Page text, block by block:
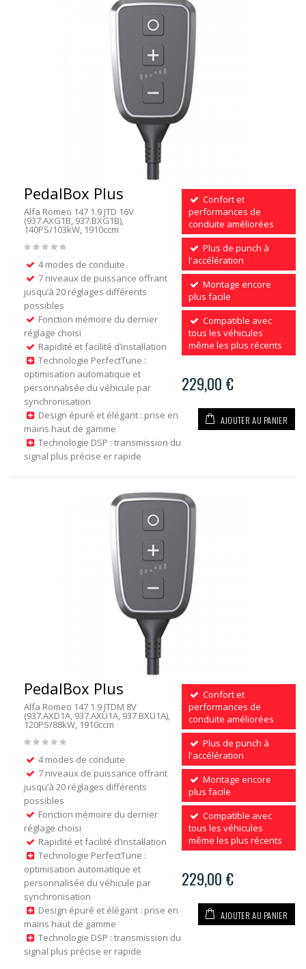
PedalBox Plus
Alfa Romeo 147 1.9 JTD 16V
(937.AXG1B, 937.BXG1B),
140PS/103kW, 1910ccm
4 modes de conduite
7 niveaux de puissance offrant
jusqu’à 20 réglages différents
possibles
Fonction mémoire du dernier
réglage choisi
Rapidité et facilité d’installation
Technologie PerfectTune :
optimisation automatique et
personnalisée du véhicule par
synchronisation
Design épuré et élégant : prise en
mains haut de gamme
Technologie DSP : transmission du
signal plus précise er rapide
Confort et
performances de
conduite améliorées
Plus de punch à
l'accélération
Montage encore
plus facile
Compatible avec
tous les véhicules
même les plus récents
229,00 €
AJOUTER AU PANIER
PedalBox Plus
Alfa Romeo 147 1.9 JTDM 8V
(937.AXD1A, 937.AXU1A, 937.BXU1A),
120PS/88kW, 1910ccm
4 modes de conduite
7 niveaux de puissance offrant
jusqu’à 20 réglages différents
possibles
Fonction mémoire du dernier
réglage choisi
Rapidité et facilité d’installation
Technologie PerfectTune :
optimisation automatique et
personnalisée du véhicule par
synchronisation
Design épuré et élégant : prise en
mains haut de gamme
Technologie DSP : transmission du
signal plus précise er rapide
Confort et
performances de
conduite améliorées
Plus de punch à
l'accélération
Montage encore
plus facile
Compatible avec
tous les véhicules
même les plus récents
229,00 €
AJOUTER AU PANIER